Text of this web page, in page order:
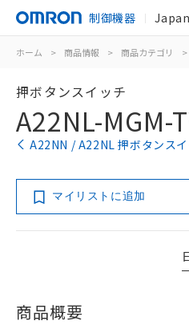
制御機器 Japan
ホーム > 商品情報 > 商品カテゴリ >
押ボタンスイッチ
A22NL-MGM-
A22NN / A22NL 押ボタンス
マイリストに追加
商品概要